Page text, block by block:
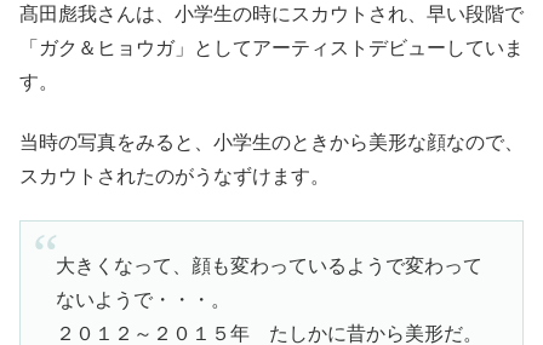
髙田彪我さんは、小学生の時にスカウトされ、早い段階で
「ガク＆ヒョウガ」としてアーティストデビューしていま
す。
当時の写真をみると、小学生のときから美形な顔なので、
スカウトされたのがうなずけます。
大きくなって、顔も変わっているようで変わって
ないようで・・・。
２０１２～２０１５年 たしかに昔から美形だ。